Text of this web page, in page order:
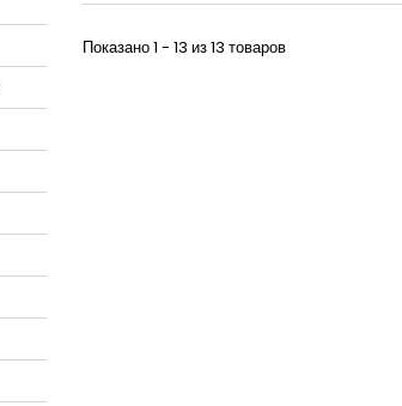
Показано 1 - 13 из 13 товаров